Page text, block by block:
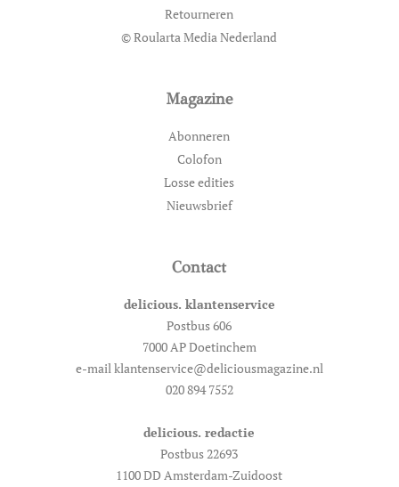
Retourneren
© Roularta Media Nederland
Magazine
Abonneren
Colofon
Losse edities
Nieuwsbrief
Contact
delicious. klantenservice
Postbus 606
7000 AP Doetinchem
e-mail klantenservice@deliciousmagazine.nl
020 894 7552
delicious. redactie
Postbus 22693
1100 DD Amsterdam-Zuidoost